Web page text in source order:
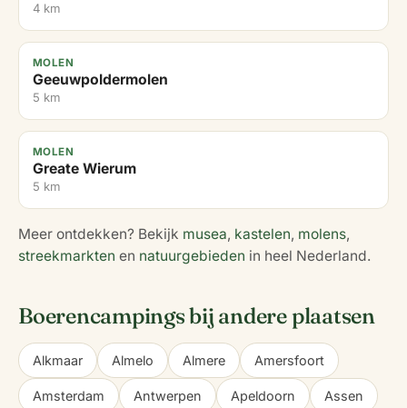
4 km
MOLEN
Geeuwpoldermolen
5 km
MOLEN
Greate Wierum
5 km
Meer ontdekken? Bekijk musea, kastelen, molens,
streekmarkten en natuurgebieden in heel Nederland.
Boerencampings bij andere plaatsen
Alkmaar Almelo Almere Amersfoort
Amsterdam Antwerpen Apeldoorn Assen